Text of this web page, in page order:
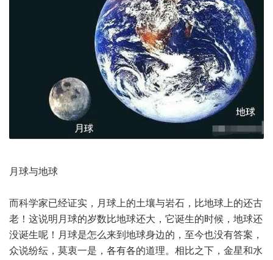
月球与地球
而科学家已经证实，月球上的土壤与岩石，比地球上的还古
老！这说明月球的岁数比地球还大，它诞生的时候，地球还
没诞生呢！月球是怎么来到地球身边的，至今也没有答案，
众说纷纭，莫衷一是，各有各的道理。相比之下，金星和水